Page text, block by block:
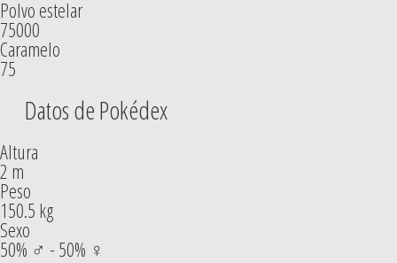
Polvo estelar
75000
Caramelo
75
Datos de Pokédex
Altura
2 m
Peso
150.5 kg
Sexo
50% ♂ - 50% ♀